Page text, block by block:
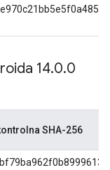
14.0.0
SHA-256